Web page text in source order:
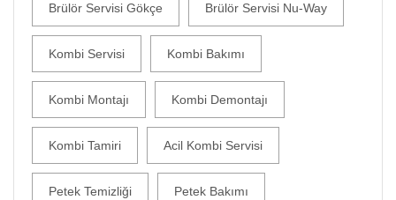
Brülör Servisi Gökçe Brülör Servisi Nu-Way
Kombi Servisi Kombi Bakımı
Kombi Montajı Kombi Demontajı
Kombi Tamiri Acil Kombi Servisi
Petek Temizliği Petek Bakımı